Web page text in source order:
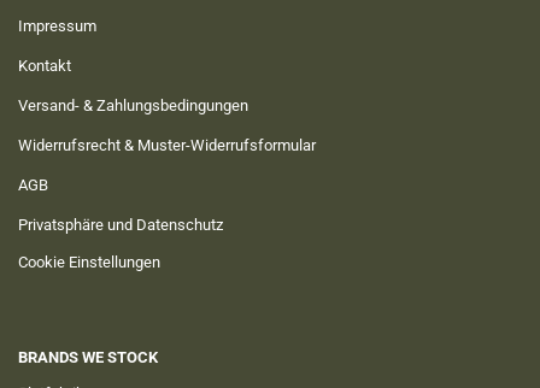
Impressum
Kontakt
Versand- & Zahlungsbedingungen
Widerrufsrecht & Muster-Widerrufsformular
AGB
Privatsphäre und Datenschutz
Cookie Einstellungen
BRANDS WE STOCK